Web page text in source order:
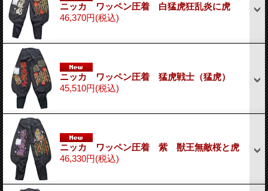
ニッカ ワッペン圧着 白猛虎狂乱炎に虎
46,370円(税込)
ニッカ ワッペン圧着 猛虎戦士（猛虎）
45,510円(税込)
ニッカ ワッペン圧着 紫 獣王無敵桜と虎
46,330円(税込)